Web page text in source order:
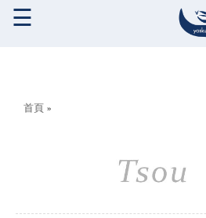
☰
您在這裡
首頁 »